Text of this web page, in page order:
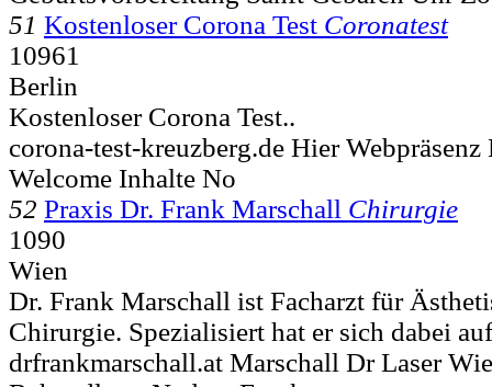
51 Kostenloser Corona Test Coronatest
10961
Berlin
Kostenloser Corona Test..
corona-test-kreuzberg.de Hier
Welcome Inhalte No
52 Praxis Dr. Frank Marschall Chirurgie
1090
Wien
Dr. Frank Marschall ist Facharzt für
Chirurgie. Spezialisiert hat er sich dabei
drfrankmarschall.at Marschall Dr Laser